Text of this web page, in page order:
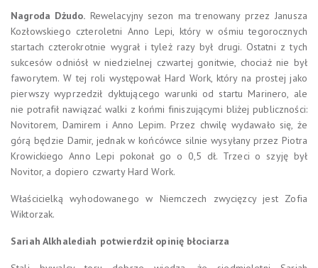
Nagroda Dżudo. Rewelacyjny sezon ma trenowany przez Janusza
Kozłowskiego czteroletni Anno Lepi, który w ośmiu tegorocznych
startach czterokrotnie wygrał i tyleż razy był drugi. Ostatni z tych
sukcesów odniósł w niedzielnej czwartej gonitwie, chociaż nie był
faworytem. W tej roli występował Hard Work, który na prostej jako
pierwszy wyprzedził dyktującego warunki od startu Marinero, ale
nie potrafił nawiązać walki z końmi finiszującymi bliżej publiczności:
Novitorem, Damirem i Anno Lepim. Przez chwilę wydawało się, że
górą będzie Damir, jednak w końcówce silnie wysyłany przez Piotra
Krowickiego Anno Lepi pokonał go o 0,5 dł. Trzeci o szyję był
Novitor, a dopiero czwarty Hard Work.
Właścicielką wyhodowanego w Niemczech zwycięzcy jest Zofia
Wiktorzak.
Sariah Alkhalediah potwierdził opinię błociarza